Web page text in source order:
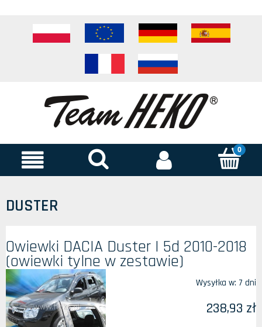
DUSTER
Owiewki DACIA Duster I 5d 2010-2018
(owiewki tylne w zestawie)
Wysyłka w: 7 dni
238,93 zł